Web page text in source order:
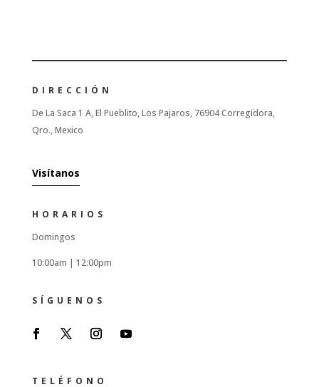
DIRECCIÓN
De La Saca 1 A, El Pueblito, Los Pajaros, 76904 Corregidora,
Qro., Mexico
Visítanos
HORARIOS
Domingos
10:00am | 12:00pm
SÍGUENOS
TELÉFONO